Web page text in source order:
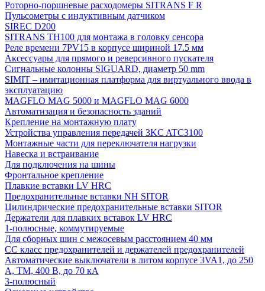
Роторно-поршневые расходомеры SITRANS F R
Пульсометры с индуктивным датчиком
SIREC D200
SITRANS TH100 для монтажа в головку сенсора
Реле времени 7PV15 в корпусе шириной 17.5 мм
Аксессуары для прямого и реверсивного пускателя
Сигнальные колонны SIGUARD, диаметр 50 mm
SIMIT – имитационная платформа для виртуального ввода в
эксплуатацию
MAGFLO MAG 5000 и MAGFLO MAG 6000
Автоматизация и безопасность зданий
Крепление на монтажную плату
Устройства управления передачей 3KC ATC3100
Монтажные части для переключателя нагрузки
Навеска и встраивание
Для подключения на шины
Фронтальное крепление
Плавкие вставки LV HRC
Предохранительные вставки NH SITOR
Цилиндрические предохранительные вставки SITOR
Держатели для плавких вставок LV HRC
1-полюсные, коммутируемые
Для сборных шин с межосевым расстоянием 40 мм
СС класс предохранителей и держателей предохранителей
Автоматические выключатели в литом корпусе 3VA1, до 250
А, TM, 400 В, до 70 кА
3-полюсный